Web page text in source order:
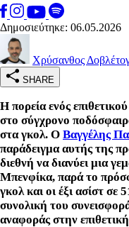
Δημοσιεύτηκε: 06.05.2026
Χρύσανθος
SHARE
Η πορεία ενός
στο σύγχρονο
στα γκολ. Ο Βαγγέλης
παράδειγμα αυτής της
διεθνή να διανύει μια
Μπενφίκα, παρά το
γκολ και οι έξι ασίστ
συνολική του
αναφοράς στην